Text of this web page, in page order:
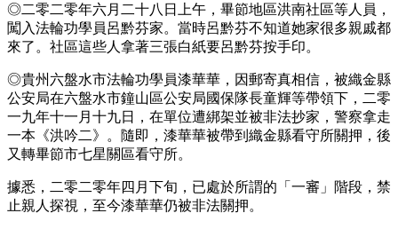
◎二零二零年六月二十八日上午，畢節地區洪南社區等人員，
闖入法輪功學員呂黔芬家。當時呂黔芬不知道她家很多親戚都
來了。社區這些人拿著三張白紙要呂黔芬按手印。
◎貴州六盤水市法輪功學員漆華華，因郵寄真相信，被織金縣
公安局在六盤水市鐘山區公安局國保隊長童輝等帶領下，二零
一九年十一月十九日，在單位遭綁架並被非法抄家，警察拿走
一本《洪吟二》。隨即，漆華華被帶到織金縣看守所關押，後
又轉畢節市七星關區看守所。
據悉，二零二零年四月下旬，已處於所謂的「一審」階段，禁
止親人探視，至今漆華華仍被非法關押。